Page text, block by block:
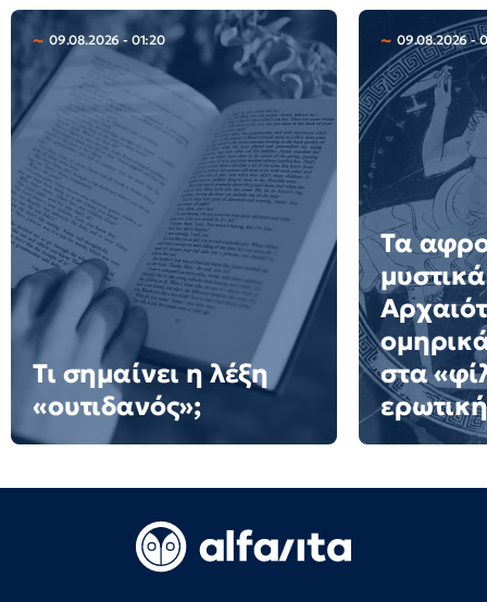
09.08.2026 - 01:20
Τι σημαίνει η λέξη
«ουτιδανός»;
09.08.2026 -
Τα
στα